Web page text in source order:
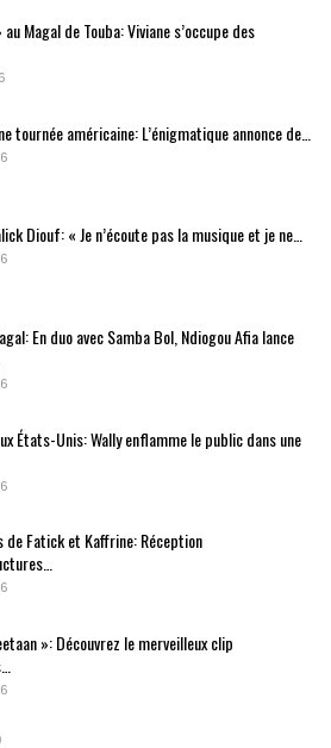
Magal de Touba: Viviane s’occupe des
tournée américaine: L’énigmatique annonce de…
Diouf: « Je n’écoute pas la musique et je ne…
En duo avec Samba Bol, Ndiogou Afia lance
États-Unis: Wally enflamme le public dans une
de Fatick et Kaffrine: Réception
»: Découvrez le merveilleux clip